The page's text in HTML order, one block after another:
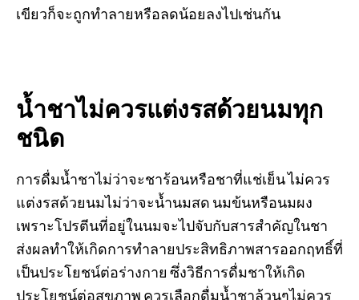
เขียวก็จะถูกทำลายหรือลดน้อยลงไปเช่นกัน
น้ำชาไม่ควรแต่งรสด้วยนมทุก
ชนิด
การดื่มน้ำชาไม่ว่าจะชาร้อนหรือชาที่แช่เย็น ไม่ควร
แต่งรสด้วยนมไม่ว่าจะน้ำนมสด นมข้นหรือนมผง
เพราะโปรตีนที่อยู่ในนมจะไปจับกับสารสำคัญในชา
ส่งผลทำให้เกิดการทำลายประสิทธิภาพสารออกฤทธิ์ที่
เป็นประโยชน์ต่อร่างกาย ซึ่งวิธีการดื่มชาให้เกิด
ประโยชน์ต่อสุขภาพ ควรเลือกดื่มน้ำชาล้วนๆไม่ควร